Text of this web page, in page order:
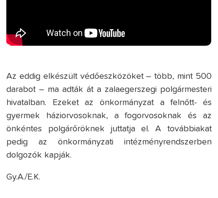
Az eddig elkészült védőeszközöket – több, mint 500
darabot – ma adták át a zalaegerszegi polgármesteri
hivatalban. Ezeket az önkormányzat a felnőtt- és
gyermek háziorvosoknak, a fogorvosoknak és az
önkéntes polgárőröknek juttatja el. A továbbiakat
pedig az önkormányzati intézményrendszerben
dolgozók kapják.
Gy.A./E.K.